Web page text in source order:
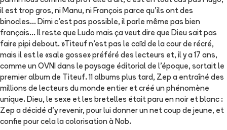
il est trop gros, ni Manu, ni François parce qu'ils ont des
binocles… Dimi c'est pas possible, il parle même pas bien
français... Il reste que Ludo mais ça veut dire que Dieu sait pas
faire pipi debout. »Titeuf n'est pas le caïd de la cour de récré,
mais il est le «sale gosse» préféré des lecteurs et, il y a 17 ans,
comme un OVNI dans le paysage éditorial de l'époque, sortait le
premier album de Titeuf. 11 albums plus tard, Zep a entraîné des
millions de lecteurs du monde entier et créé un phénomène
unique. Dieu, le sexe et les bretelles était paru en noir et blanc :
Zep a décidé d'y revenir, pour lui donner un net coup de jeune, et
confie pour cela la colorisation à Nob.